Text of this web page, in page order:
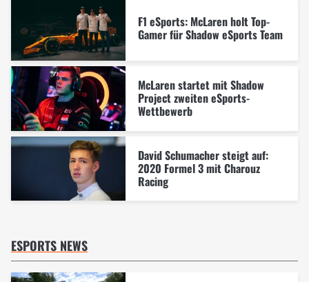
F1 eSports: McLaren holt Top-
Gamer für Shadow eSports Team
McLaren startet mit Shadow
Project zweiten eSports-
Wettbewerb
David Schumacher steigt auf:
2020 Formel 3 mit Charouz
Racing
ESPORTS NEWS